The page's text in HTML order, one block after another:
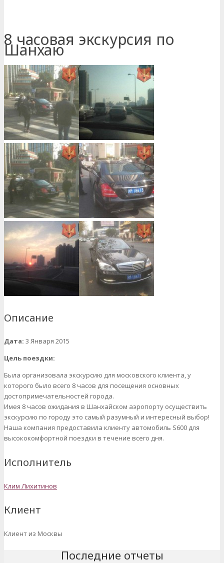
8 часовая экскурсия по
Шанхаю
Описание
Дата: 3 Января 2015
Цель поездки:
Была организовала экскурсию для московского клиента, у
которого было всего 8 часов для посещения основных
достопримечательностей города.
Имея 8 часов ожидания в Шанхайском аэропорту осуществить
экскурсию по городу это самый разумный и интересный выбор!
Наша компания предоставила клиенту автомобиль S600 для
высококомфортной поездки в течение всего дня.
Исполнитель
Клим Лихитинов
Клиент
Клиент из Москвы
Последние отчеты